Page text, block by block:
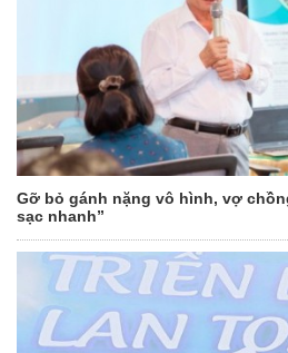
Gỡ bỏ gánh nặng vô hình, vợ
sạc nhanh”